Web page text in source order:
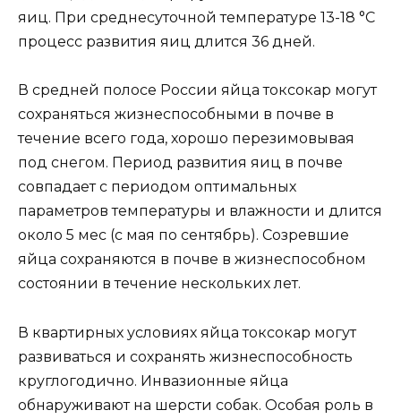
яиц. При среднесуточной температуре 13-18 °С
процесс развития яиц длится 36 дней.
В средней полосе России яйца токсокар могут
сохраняться жизнеспособными в почве в
течение всего года, хорошо перезимовывая
под снегом. Период развития яиц в почве
совпадает с периодом оптимальных
параметров температуры и влажности и длится
около 5 мес (с мая по сентябрь). Созревшие
яйца сохраняются в почве в жизнеспособном
состоянии в течение нескольких лет.
В квартирных условиях яйца токсокар могут
развиваться и сохранять жизнеспособность
круглогодично. Инвазионные яйца
обнаруживают на шерсти собак. Особая роль в